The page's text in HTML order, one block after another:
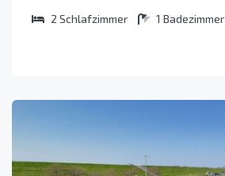
2 Schlafzimmer 1 Badezimmer